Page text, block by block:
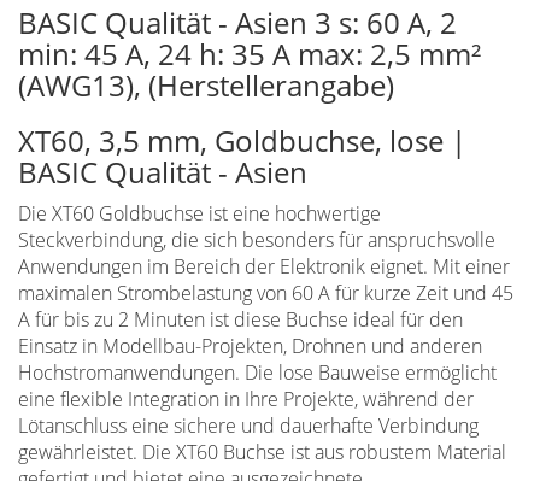
BASIC Qualität - Asien 3 s: 60 A, 2
min: 45 A, 24 h: 35 A max: 2,5 mm²
(AWG13), (Herstellerangabe)
XT60, 3,5 mm, Goldbuchse, lose |
BASIC Qualität - Asien
Die XT60 Goldbuchse ist eine hochwertige
Steckverbindung, die sich besonders für anspruchsvolle
Anwendungen im Bereich der Elektronik eignet. Mit einer
maximalen Strombelastung von 60 A für kurze Zeit und 45
A für bis zu 2 Minuten ist diese Buchse ideal für den
Einsatz in Modellbau-Projekten, Drohnen und anderen
Hochstromanwendungen. Die lose Bauweise ermöglicht
eine flexible Integration in Ihre Projekte, während der
Lötanschluss eine sichere und dauerhafte Verbindung
gewährleistet. Die XT60 Buchse ist aus robustem Material